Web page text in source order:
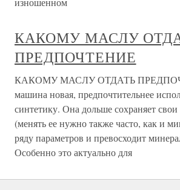
КАКОМУ МАСЛУ
ПРЕДПОЧТЕНИЕ
КАКОМУ МАСЛУ ОТДАТЬ
машина новая, предпочтительнее
синтетику. Она дольше сохраняет свои
(менять ее нужно также часто, как и
ряду параметров и превосходит
Особенно это актуально для